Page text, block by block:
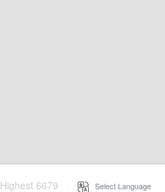
Highest 6679 Select Language